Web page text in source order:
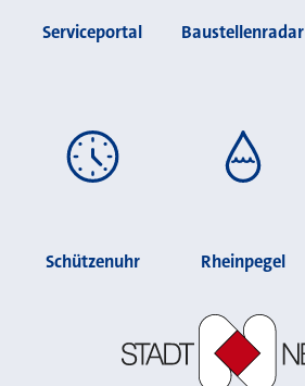
Serviceportal Baustellenradar
Schützenuhr Rheinpegel